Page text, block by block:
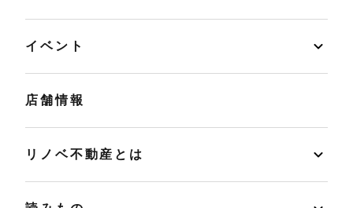
イベント
店舗情報
リノベ不動産とは